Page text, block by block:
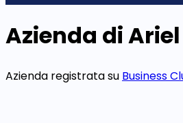
Azienda di
Azienda registrata su Business